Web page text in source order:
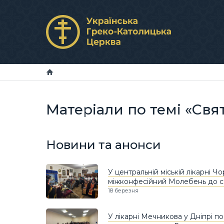
Матеріали по темі
Новини та анонси
У центральній міській лікарні
міжконфесійний Молебень до
18 березня
У лікарні Мечникова у Дніпрі